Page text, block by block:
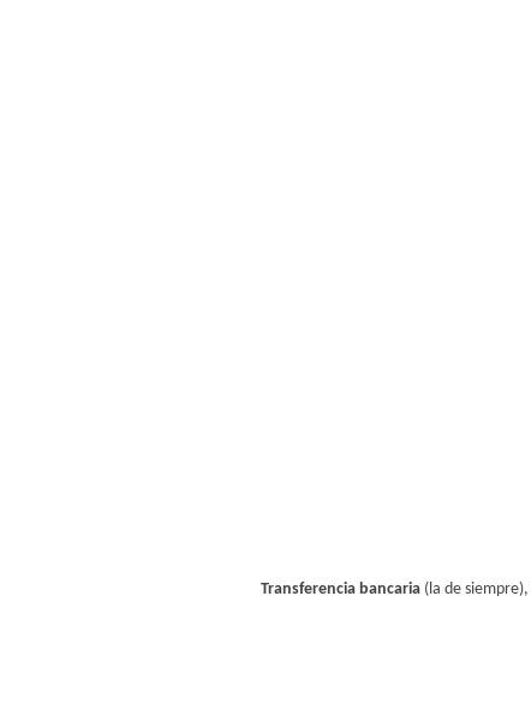
Transferencia bancaria(la de siempre),